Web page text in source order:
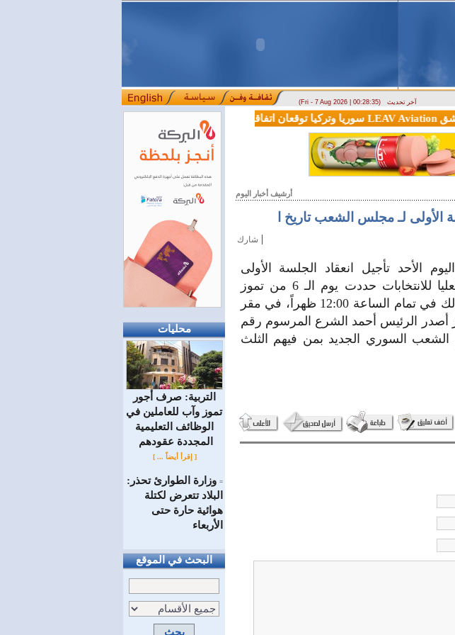
(Fri - 7 Aug 2026 | 00:28:35) آخر تحديث
محليات
التربية: صرف أجور
تموز وآب للعاملين في
الوظائف ‏التعليمية
المجددة عقودهم ‏
[ إقرأ أيضاً ... ]
= وزارة الطوارئ تحذر:
البلاد تتعرض لكتلة
هوائية حارة حتى
الأربعاء
البحث في الموقع
سوريا وتركيا توقعان اتفاقية تعاون في مجالي التعليم العالي والبحث العلمي
أرشيف أخبار اليوم
الأولى لـ مجلس الشعب تاريخ ا
شارك |
الأحد تأجيل انعقاد الجلسة الأولى
للمجلس إلى موعد يحدد لاحقاً. وكانت اللجنة العليا للانتخابات حددت يوم الـ 6 من تموز
الجاري موعداً لانعقاد الجلسة الأولى للمجلس، وذلك في تمام الساعة 12:00 ظهراً، في مقر
أصدر الرئيس أحمد الشرع المرسوم رقم
مجلس الشعب السوري الجديد بمن فيهم الثلث